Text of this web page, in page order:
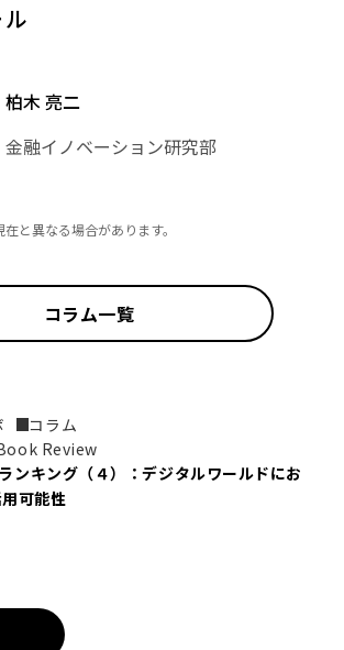
柏木 亮二
金融イノベーション研究部
と異なる場合があります。
コラム一覧
コラム
Review
ンキング（４）：デジタルワールドにお
可能性